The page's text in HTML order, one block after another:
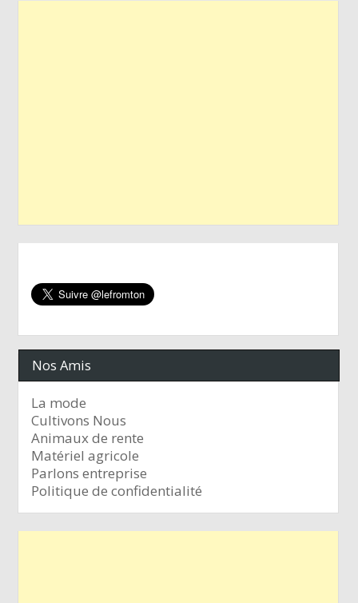
Nos Amis
La mode
Cultivons Nous
Animaux de rente
Matériel agricole
Parlons entreprise
Politique de confidentialité